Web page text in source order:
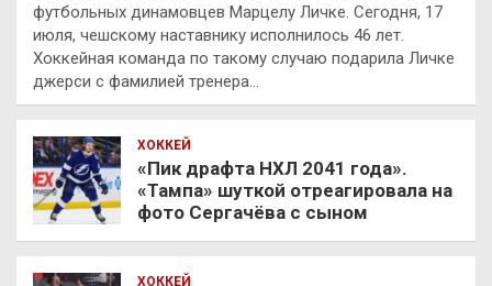
футбольных динамовцев Марцелу Личке. Сегодня, 17
июля, чешскому наставнику исполнилось 46 лет.
Хоккейная команда по такому случаю подарила Личке
джерси с фамилией тренера…
ХОККЕЙ
«Пик драфта НХЛ 2041 года».
«Тампа» шуткой отреагировала на
фото Сергачёва с сыном
ХОККЕЙ